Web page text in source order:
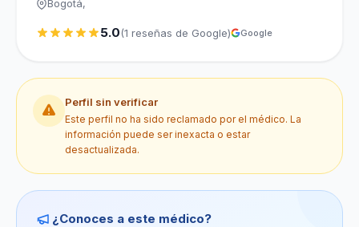
Bogotá,
5.0(1 reseñas de Google) Google
Perfil sin verificar
Este perfil no ha sido reclamado por el médico. La
información puede ser inexacta o estar
desactualizada.
¿Conoces a este médico?